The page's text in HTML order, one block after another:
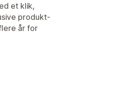
et klik,
produkt-
år for